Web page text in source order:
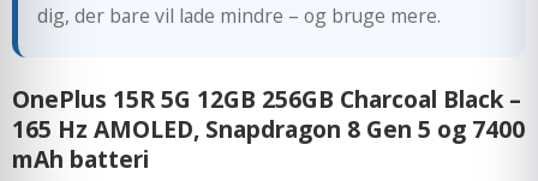
dig, der bare vil lade mindre – og bruge mere.
OnePlus 15R 5G 12GB 256GB Charcoal Black –
165 Hz AMOLED, Snapdragon 8 Gen 5 og 7400
mAh batteri